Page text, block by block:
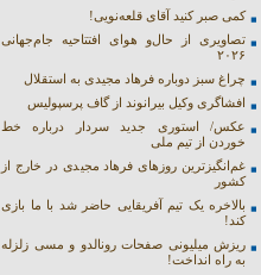
کمی صبر کنید آقای قلعه‌نویی!
تصاویری از حال‌و هوای افتتاحیه جام‌جهانی
۲۰۲۶
چراغ سبز دوباره فرهاد مجیدی به استقلال
افشاگری وکیل بیرانوند از گاف‌ پرسپولیس
عکس/ استوری جدید سردار درباره خط
خوردن از تیم ملی
غم‌انگیزترین روزهای فرهاد مجیدی در خارج از
کشور
بالاخره یک تیم آفریقایی حاضر شد با ما بازی
کند!
ریزش میلیونی صفحات رونالدو و مسی زلزله
به راه انداخت!